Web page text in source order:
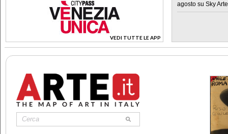
VEDI TUTTE LE APP
>
agosto su Sky Arte